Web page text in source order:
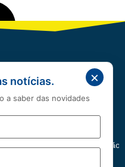
Entretenimento Educação
×
notícias.
a saber das novidades